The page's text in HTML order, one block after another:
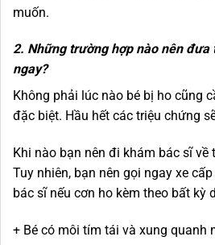
muốn.
2. Những trường hợp nào nên đưa
ngay?
Không phải lúc nào bé bị ho cũng
đặc biệt. Hầu hết các triệu chứng
Khi nào bạn nên đi khám bác sĩ về
Tuy nhiên, bạn nên gọi ngay xe
bác sĩ nếu cơn ho kèm theo bất kỳ
+ Bé có môi tím tái và xung quanh